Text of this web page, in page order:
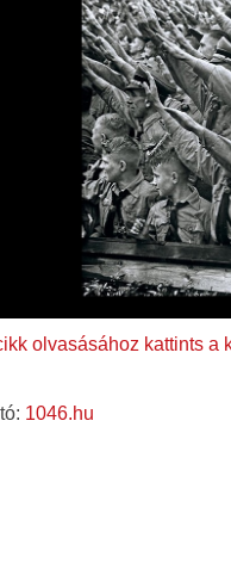
olvasásához kattints a
1046.hu